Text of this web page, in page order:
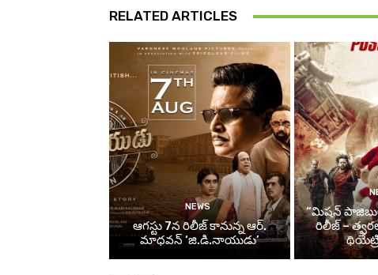
RELATED ARTICLES
NEWS
ఆగస్టు 7న రిలీజ్ కానున్న ఆర్‌.
మాధవన్‌ ‘జి.డి.నాయుడు’
“మిషన్
రిలీజ్ –